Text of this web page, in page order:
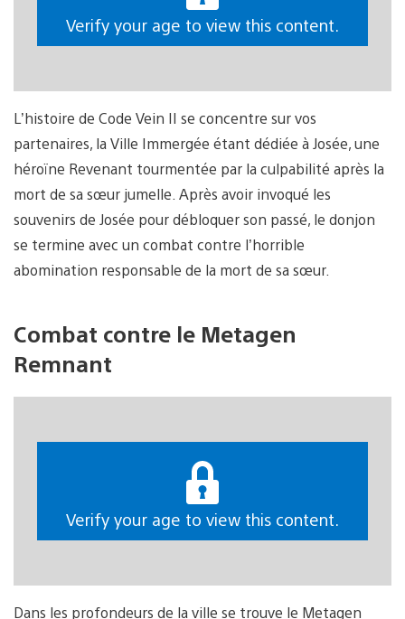
Verify your age to view this content.
L’histoire de Code Vein II se concentre sur vos
partenaires, la Ville Immergée étant dédiée à Josée, une
héroïne Revenant tourmentée par la culpabilité après la
mort de sa sœur jumelle. Après avoir invoqué les
souvenirs de Josée pour débloquer son passé, le donjon
se termine avec un combat contre l’horrible
abomination responsable de la mort de sa sœur.
Combat contre le Metagen
Remnant
Verify your age to view this content.
Dans les profondeurs de la ville se trouve le Metagen